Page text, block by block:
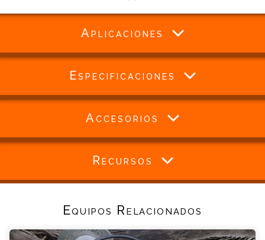
Aplicaciones
Especificaciones
Accesorios
Recursos
Equipos Relacionados